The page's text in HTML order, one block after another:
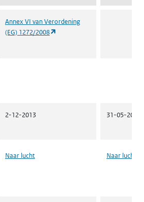
Annex VI van Verordening
(EG) 1272/2008
2-12-2013 31-05-2016
Naar lucht Naar lucht